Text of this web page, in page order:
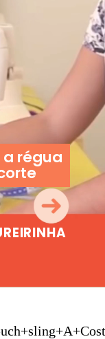
régua